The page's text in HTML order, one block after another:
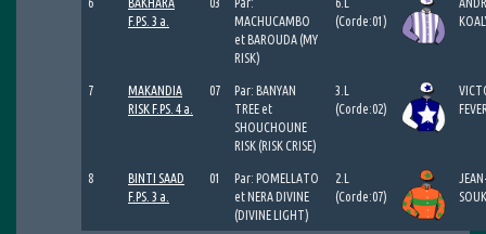
F.PS. 3 a.
MACHUCAMBO
et BAROUDA (MY
RISK)
(Corde:01)
7
MAKANDIA
RISK F.PS. 4 a.
07
Par: BANYAN
TREE et
SHOUCHOUNE
RISK (RISK CRISE)
3.L
(Corde:02)
8
BINTI SAAD
F.PS. 3 a.
01
Par: POMELLATO
et NERA DIVINE
(DIVINE LIGHT)
2.L
(Corde:07)